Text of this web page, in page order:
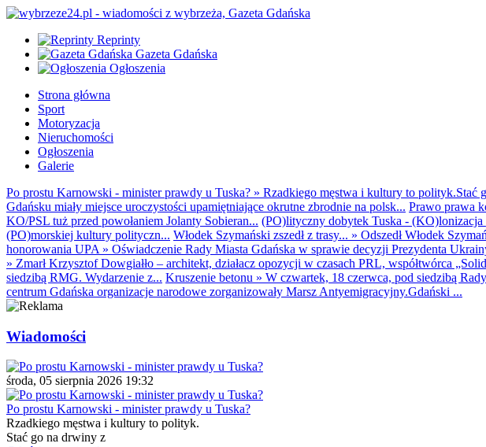
Reprinty
Gazeta Gdańska
Ogłoszenia
Strona główna
Sport
Motoryzacja
Nieruchomości
Ogłoszenia
Galerie
Po prostu Karnowski - minister prawdy u Tuska? » Rzadkiego męstwa i kultury to polityk.Stać
Gdańsku miały miejsce uroczystości upamiętniające okrutne zbrodnie na polsk... Prawo prawa
KO/PSL tuż przed powołaniem Jolanty Sobieran... (PO)lityczny dobytek Tuska - (KO)lonizacja
(PO)morskiej kultury polityczn... Włodek Szymański zszedł z trasy... » Odszedł Włodek
honorowania UPA » Oświadczenie Rady Miasta Gdańska w sprawie decyzji Prezydenta
» Zmarł Krzysztof Dowgiałło – architekt, działacz opozycji w czasach PRL, współtwórca
siedzibą RMG. Wydarzenie z... Kruszenie betonu » W czwartek, 18 czerwca, pod siedzibą
centrum Gdańska organizacje narodowe zorganizowały Marsz Antyemigracyjny.Gdański ...
Wiadomości
środa, 05 sierpnia 2026 19:32
Po prostu Karnowski - minister prawdy u Tuska?
Rzadkiego męstwa i kultury to polityk.
Stać go na drwiny z